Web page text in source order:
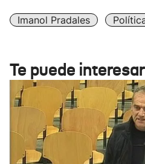
Imanol Pradales
Te puede interesar